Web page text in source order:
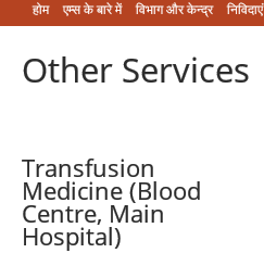
होम एम्‍स के बारे में विभाग और केन्‍द्र निविदाएं
Other Services
Transfusion
Medicine (Blood
Centre, Main
Hospital)